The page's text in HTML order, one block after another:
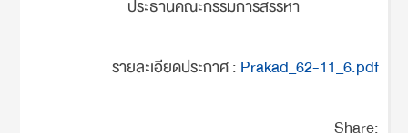
ประธานคณะกรรมการสรรหา
รายละเอียดประกาศ : Prakad_62-11_6.pdf